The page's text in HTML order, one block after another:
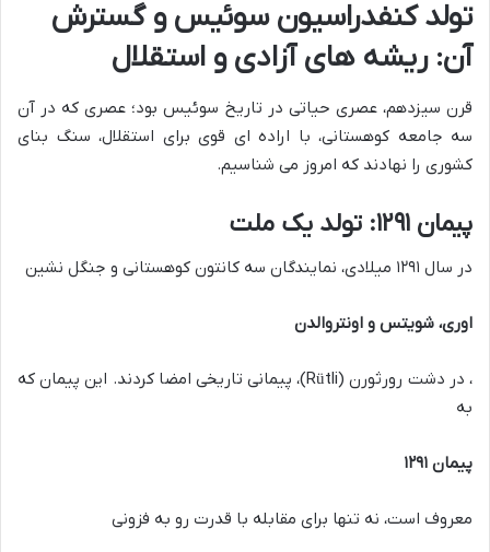
تولد کنفدراسیون سوئیس و گسترش
آن: ریشه های آزادی و استقلال
قرن سیزدهم، عصری حیاتی در تاریخ سوئیس بود؛ عصری که در آن
سه جامعه کوهستانی، با اراده ای قوی برای استقلال، سنگ بنای
کشوری را نهادند که امروز می شناسیم.
پیمان ۱۲۹۱: تولد یک ملت
در سال ۱۲۹۱ میلادی، نمایندگان سه کانتون کوهستانی و جنگل نشین
اوری، شویتس و اونتروالدن
، در دشت رورثورن (Rütli)، پیمانی تاریخی امضا کردند. این پیمان که
به
پیمان ۱۲۹۱
معروف است، نه تنها برای مقابله با قدرت رو به فزونی